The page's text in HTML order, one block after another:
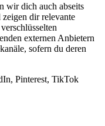
wir dich auch abseits
dir relevante
externen Anbietern
sofern du deren
Pinterest, TikTok